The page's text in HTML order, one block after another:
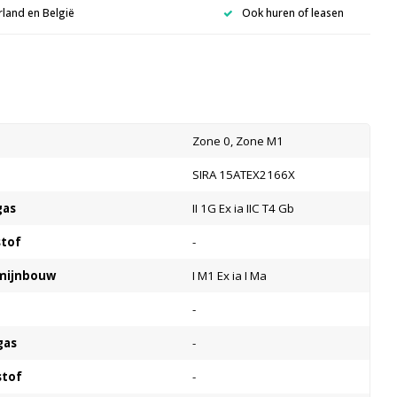
en België Ook huren of leasen
Zone 0, Zone M1
SIRA 15ATEX2166X
II 1G Ex ia IIC T4 Gb
-
I M1 Ex ia I Ma
-
-
-